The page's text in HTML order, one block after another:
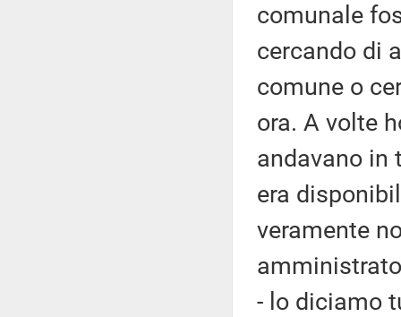
comunale
cercando di
comune o
ora. A volte
andavano in
era
veramente
- lo diciamo